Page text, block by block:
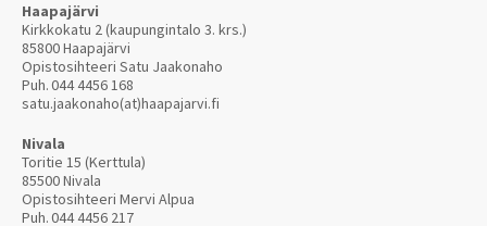
Haapajärvi
Kirkkokatu 2 (kaupungintalo 3. krs.)
85800 Haapajärvi
Opistosihteeri Satu Jaakonaho
Puh.044 4456 168
satu.jaakonaho(at)haapajarvi.fi
Nivala
Toritie 15 (Kerttula)
85500 Nivala
Opistosihteeri Mervi Alpua
Puh.044 4456 217